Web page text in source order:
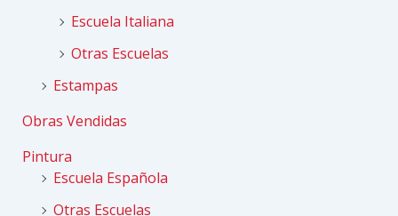
Escuela Italiana
Otras Escuelas
Estampas
Obras Vendidas
Pintura
Escuela Española
Otras Escuelas